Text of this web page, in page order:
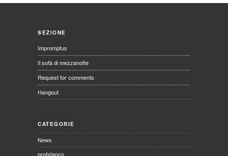
SEZIONE
Impromptus
Il sofà di mezzanotte
Request for comments
Hangout
CATEGORIE
News
profstanco